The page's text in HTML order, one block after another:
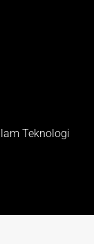
Teknologi